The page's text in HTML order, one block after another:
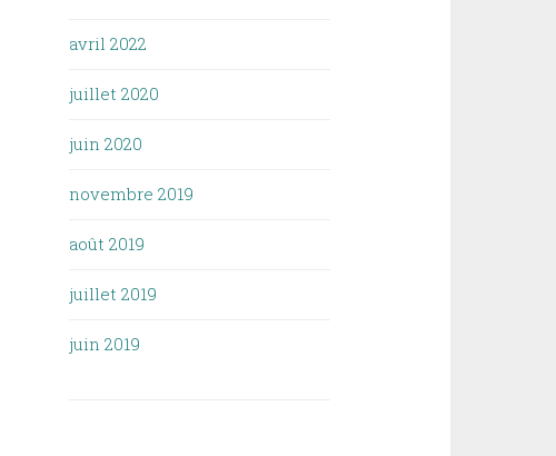
avril 2022
juillet 2020
juin 2020
novembre 2019
août 2019
juillet 2019
juin 2019